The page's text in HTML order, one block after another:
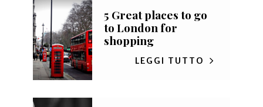
5 Great places to go
to London for
shopping
LEGGI TUTTO